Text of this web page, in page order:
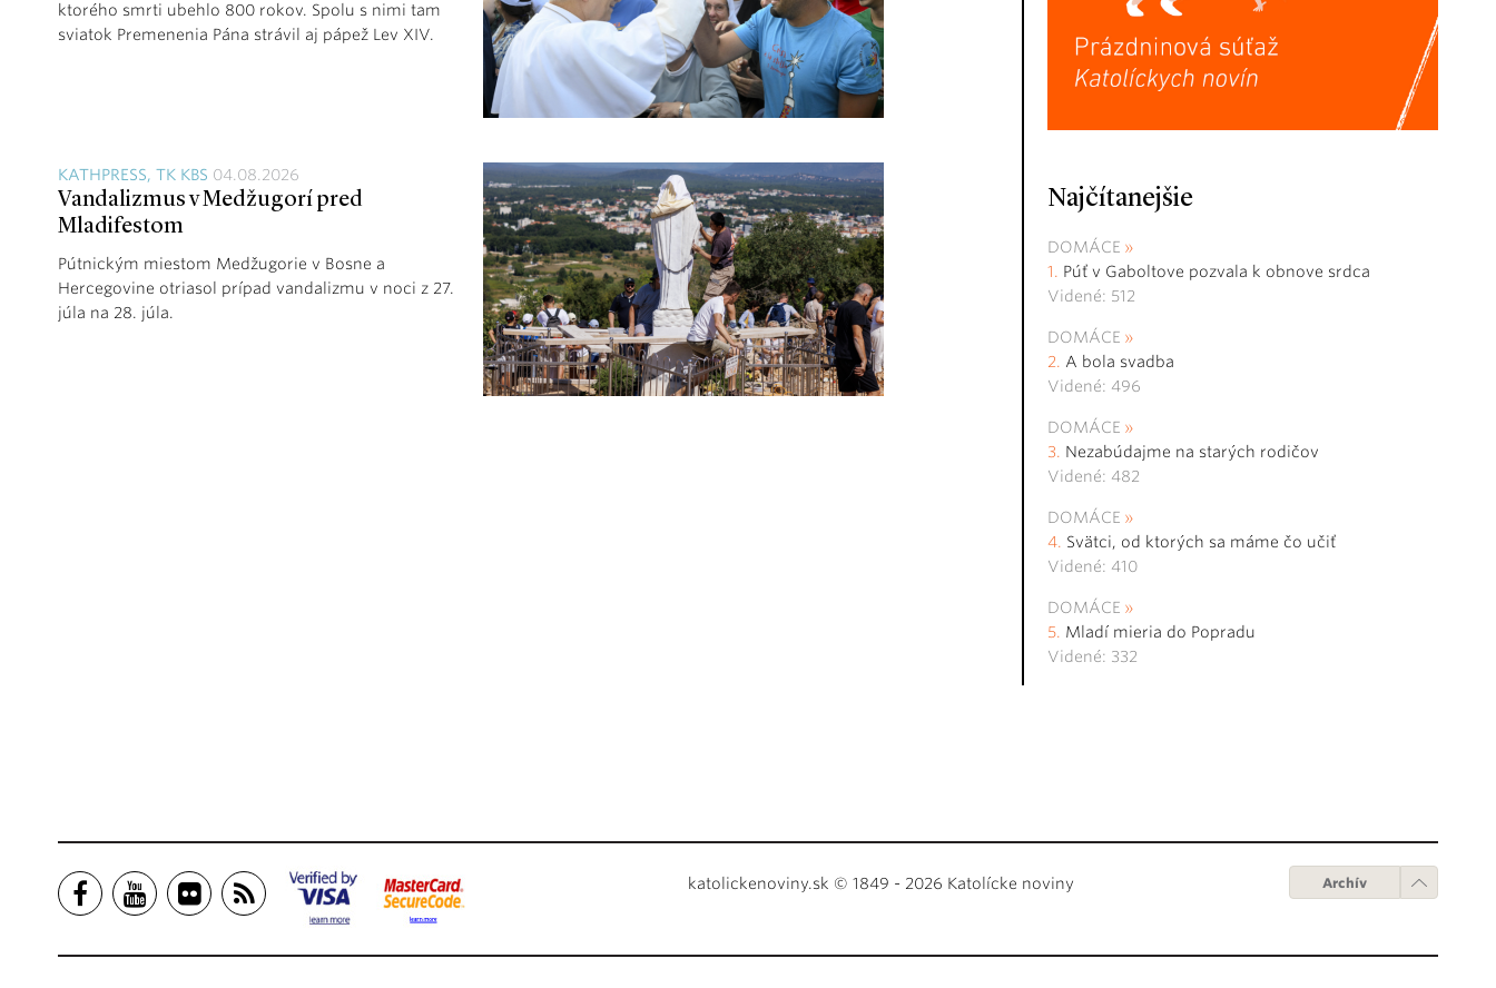
ktorého smrti ubehlo 800 rokov. Spolu s nimi tam
sviatok Premenenia Pána strávil aj pápež Lev XIV.
KATHPRESS, TK KBS 04.08.2026
Vandalizmus v Medžugorí pred
Mladifestom
Pútnickým miestom Medžugorie v Bosne a
Hercegovine otriasol prípad vandalizmu v noci z 27.
júla na 28. júla.
Najčítanejšie
DOMÁCE
Púť v Gaboltove pozvala k obnove srdca
Videné: 512
DOMÁCE
A bola svadba
Videné: 496
DOMÁCE
Nezabúdajme na starých rodičov
Videné: 482
DOMÁCE
Svätci, od ktorých sa máme čo učiť
Videné: 410
DOMÁCE
Mladí mieria do Popradu
Videné: 332
katolickenoviny.sk © 1849 - 2026 Katolícke noviny Archív